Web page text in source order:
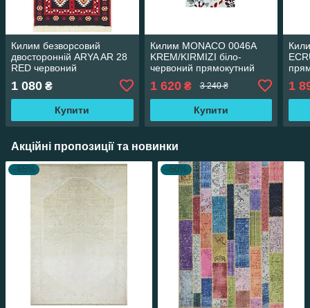
Килим безворсовий
двосторонній ARYA AR 28
RED червоний
1 080 ₴
Купити
Килим MONACO 0046A
KREM/KIRMIZI біло-
червоний прямокутний
1 620₴ 3 240 ₴
Купити
1
Акційні пропозиції та новинки
–65% –50%